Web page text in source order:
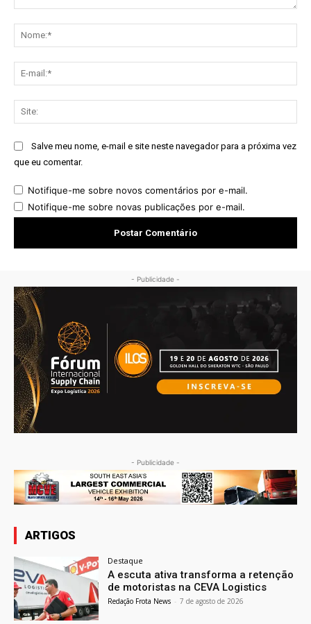
Salve meu nome, e-mail e site neste navegador para a próxima vez
que eu comentar.
Notifique-me sobre novos comentários por e-mail.
Notifique-me sobre novas publicações por e-mail.
- Publicidade -
- Publicidade -
ARTIGOS
Destaque
A escuta ativa transforma a retenção
de motoristas na CEVA Logistics
Redação Frota News - 7 de agosto de 2026